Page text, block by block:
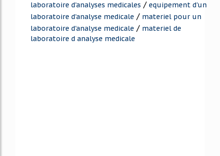
laboratoire d'analyses medicales / equipement d'un
laboratoire d'analyse medicale / materiel pour un
laboratoire d'analyse medicale / materiel de
laboratoire d analyse medicale